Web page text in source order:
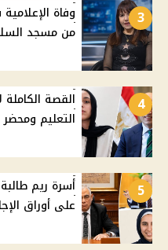
3
وفاة
من مسجد
4
التعليم ومحضر
5
على أوراق